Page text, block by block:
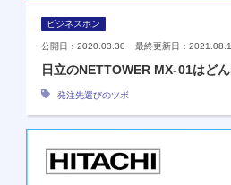
ビジネスホン
公開日：2020.03.30 最終更新日：
日立のNETTOWER MX-01はど
発注先選びのツボ